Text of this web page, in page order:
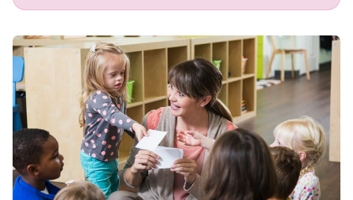
Image